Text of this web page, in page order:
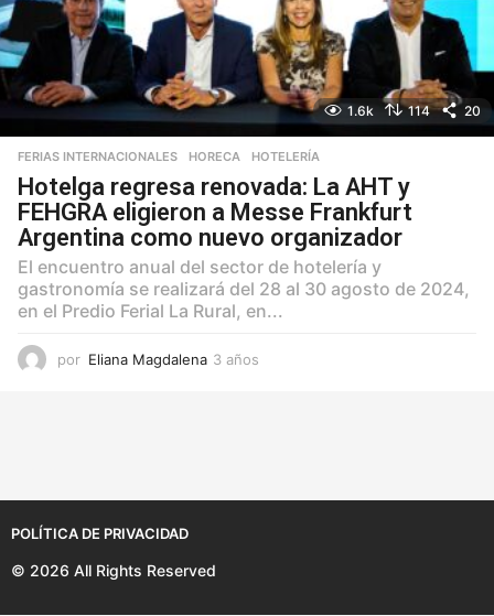
1.6k 114 20
FERIAS INTERNACIONALES ,HORECA ,HOTELERÍA
Hotelga regresa renovada: La AHT y
FEHGRA eligieron a Messe Frankfurt
Argentina como nuevo organizador
El encuentro anual del sector de hotelería y
gastronomía se realizará del 28 al 30 agosto de 2024,
en el Predio Ferial La Rural, en...
por Eliana Magdalena 3 años
POLÍTICA DE PRIVACIDAD
© 2026 All Rights Reserved